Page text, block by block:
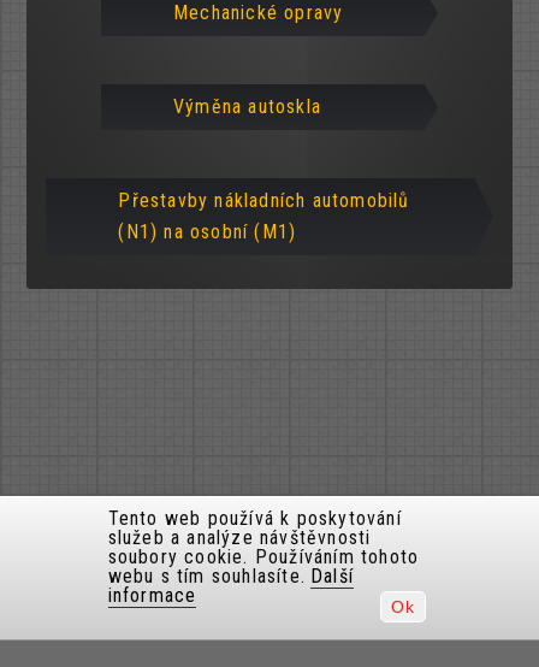
Mechanické opravy
Výměna autoskla
Přestavby nákladních automobilů
(N1) na osobní (M1)
Tento web používá k poskytování
služeb a analýze návštěvnosti
soubory cookie. Používáním tohoto
webu s tím souhlasíte. Další
informace
Ok